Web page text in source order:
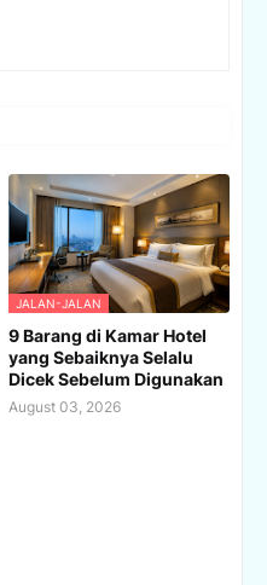
JALAN-JALAN
9 Barang di Kamar Hotel
yang Sebaiknya Selalu
Dicek Sebelum Digunakan
August 03, 2026